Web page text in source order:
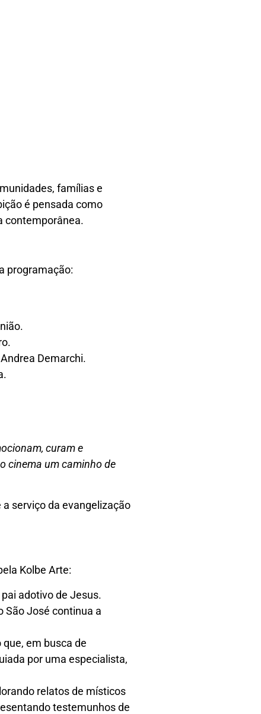
famílias e
é pensada como
contemporânea.
programação:
Demarchi.
curam e
cinema um caminho de
serviço da evangelização
Kolbe Arte:
adotivo de Jesus.
São José continua a
em busca de
por uma especialista,
relatos de místicos
testemunhos de